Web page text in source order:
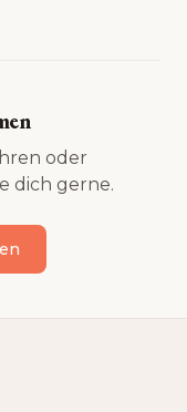
oder
dich gerne.